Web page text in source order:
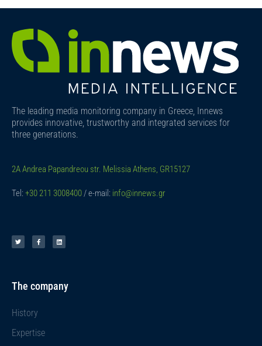
The leading media monitoring company in Greece, Innews
provides innovative, trustworthy and integrated services for
three generations.
2A Andrea Papandreou str. Melissia Athens, GR15127
Tel: +30 211 3008400/ e-mail: info@innews.gr
i
t
t
c
e
b
n
k
e
The company
History
Expertise